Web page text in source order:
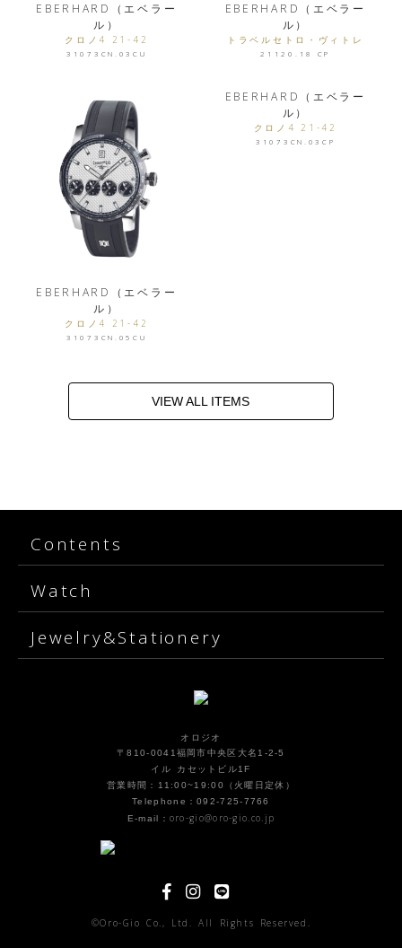
EBERHARD（エベラー
ル）
クロノ4 21-42
31073CN.03CU
EBERHARD（エベラー
ル）
トラベルセトロ・ヴィトレ
21120.18 CP
EBERHARD（エベラー
ル）
クロノ4 21-42
31073CN.05CU
EBERHARD（エベラー
ル）
クロノ4 21-42
31073CN.03CP
VIEW ALL ITEMS
Contents
Watch
Jewelry&Stationery
オロジオ
〒810-0041福岡市中央区大名1-2-5
イル カセットビル1F
営業時間：11:00~19:00（火曜日定休）
Telephone：092-725-7766
E-mail： oro-gio@oro-gio.co.jp
©Oro-Gio Co., Ltd. All Rights Reserved.